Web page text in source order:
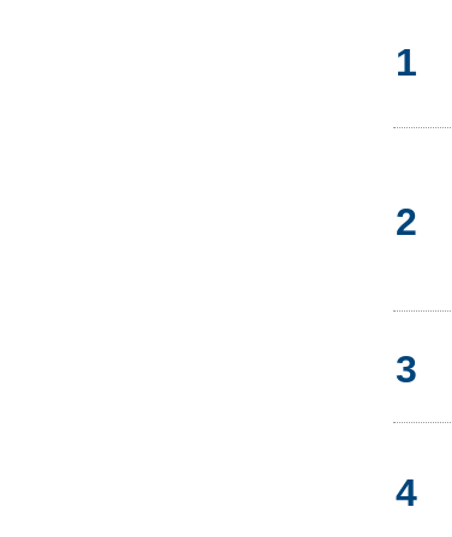
1
2
3
4